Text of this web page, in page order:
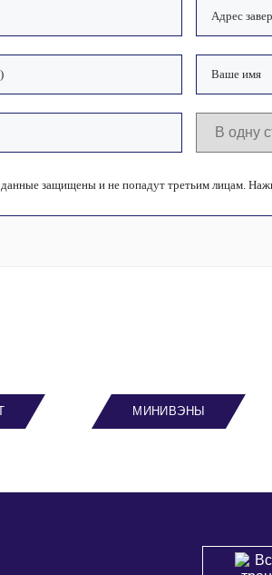
защищены и не попадут третьим лицам.
МИНИВЭНЫ